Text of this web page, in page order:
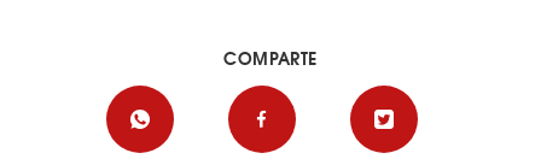
COMPARTE